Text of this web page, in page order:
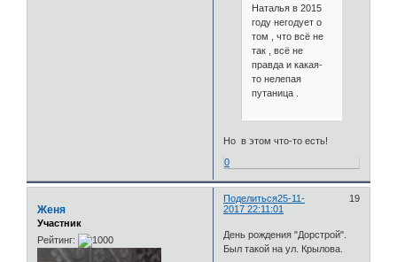
Наталья в 2015
году негодует о
том , что всё не
так , всё не
правда и какая-
то нелепая
путаница .
Но в этом что-то есть!
0
Поделиться 19
25-11-
2017 22:11:01
Женя
Участник
Рейтинг:
День рождения "Дорстрой".
Был такой на ул. Крылова.